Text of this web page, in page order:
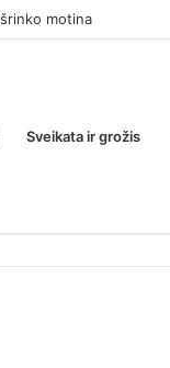
Sveikata ir grožis